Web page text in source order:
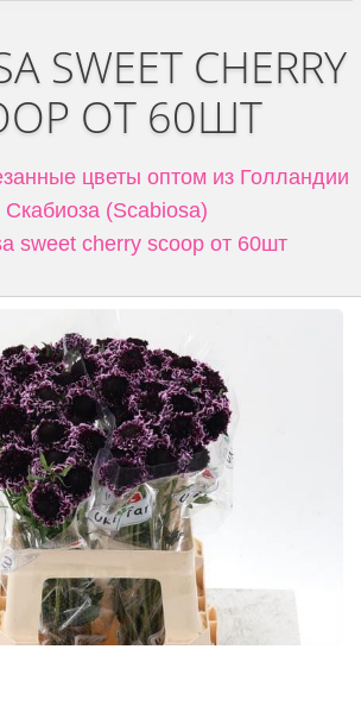
SWEET CHERRY
ОТ 60ШТ
цветы оптом из Голландии
Скабиоза (Scabiosa)
sweet cherry scoop от 60шт